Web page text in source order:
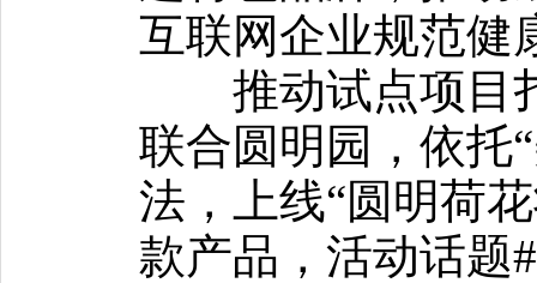
互联网企业规范健
推动试点项目
联合圆明园，依托
法，上线“圆明荷
款产品，活动话题